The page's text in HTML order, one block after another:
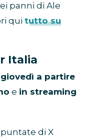
panni di Ale
qui tutto su
Italia
a partire
e in streaming
di X